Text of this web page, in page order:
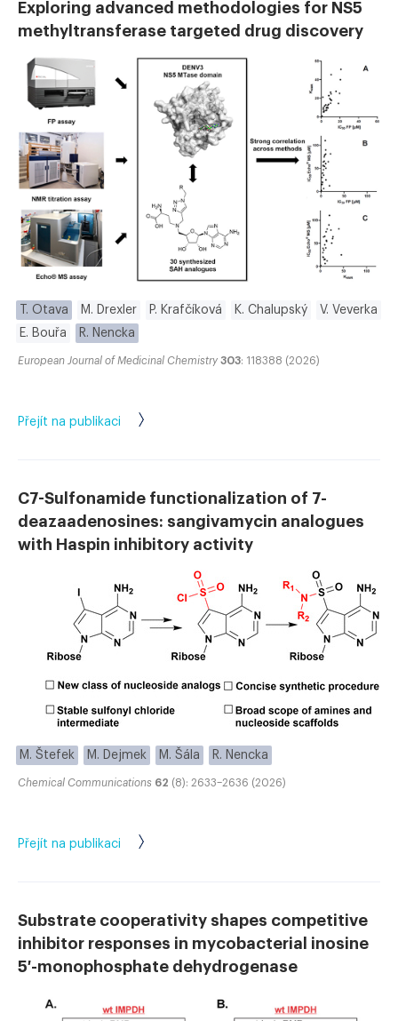
Exploring advanced methodologies for NS5
methyltransferase targeted drug discovery
T. Otava M. Drexler P. Krafčíková K. Chalupský
V. Veverka
E. Bouřa
R. Nencka
European Journal of Medicinal Chemistry 303: 118388 (2026)
Přejít na publikaci
C7-Sulfonamide functionalization of 7-
deazaadenosines: sangivamycin analogues
with Haspin inhibitory activity
M. Štefek M. Dejmek M. Šála R. Nencka
Chemical Communications 62 (8): 2633–2636 (2026)
Přejít na publikaci
Substrate cooperativity shapes competitive
inhibitor responses in mycobacterial inosine
5′-monophosphate dehydrogenase